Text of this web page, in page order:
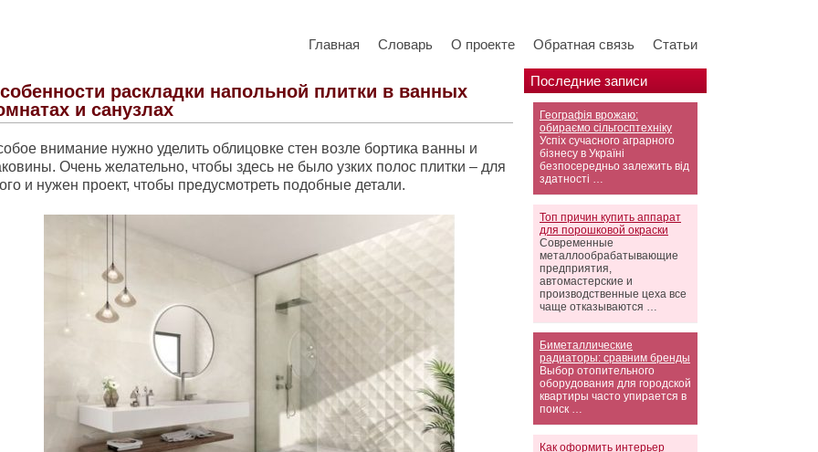
Главная Словарь О проекте Обратная связь Статьи
Последние записи
Географія врожаю:
обираємо сільгосптехніку
Успіх сучасного аграрного
бізнесу в Україні
безпосередньо залежить від
здатності …
Топ причин купить аппарат
для порошковой окраски
Современные
металлообрабатывающие
предприятия,
автомастерские и
производственные цеха все
чаще отказываются …
Биметаллические
радиаторы: сравним бренды
Выбор отопительного
оборудования для городской
квартиры часто упирается в
поиск …
Как оформить интерьер
раскладки напольной плитки в ванных
и санузлах
внимание нужно уделить облицовке стен возле бортика ванны и
Очень желательно, чтобы здесь не было узких полос плитки – для
и нужен проект, чтобы предусмотреть подобные детали.